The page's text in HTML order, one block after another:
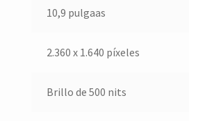
10,9 pulgaas
2.360 x 1.640 píxeles
Brillo de 500 nits